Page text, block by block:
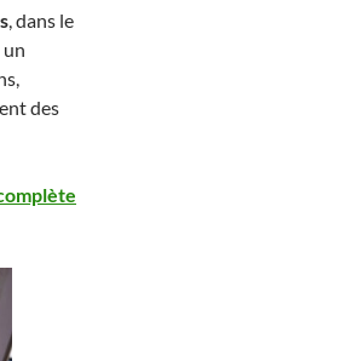
, dans le
un
des